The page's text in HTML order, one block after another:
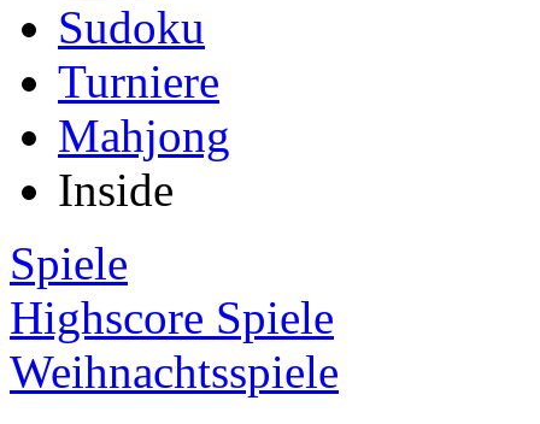
Sudoku
Turniere
Mahjong
Inside
Spiele
Highscore Spiele
Weihnachtsspiele